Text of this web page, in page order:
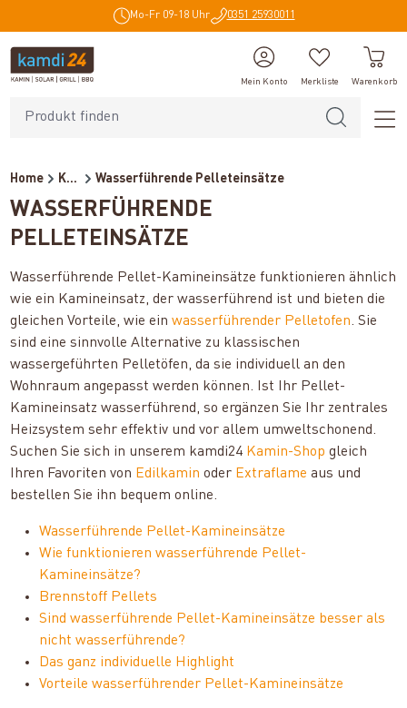
Mo-Fr 09-18 Uhr 0351 25930011
Mein Konto Merkliste Warenkorb
Home Kaminöfen Wasserführende Pelleteinsätze
WASSERFÜHRENDE
PELLETEINSÄTZE
Wasserführende Pellet-Kamineinsätze funktionieren ähnlich
wie ein Kamineinsatz, der wasserführend ist und bieten die
gleichen Vorteile, wie einwasserführender Pelletofen. Sie
sind eine sinnvolle Alternative zu klassischen
wassergeführten Pelletöfen, da sie individuell an den
Wohnraum angepasst werden können. Ist Ihr Pellet-
Kamineinsatz wasserführend, so ergänzen Sie Ihr zentrales
Heizsystem sehr effektiv und vor allem umweltschonend.
Suchen Sie sich in unserem kamdi24 Kamin-Shop gleich
Ihren Favoriten von Edilkamin oder Extraflame aus und
bestellen Sie ihn bequem online.
Wasserführende Pellet-Kamineinsätze
Wie funktionieren wasserführende Pellet-
Kamineinsätze?
Brennstoff Pellets
Sind wasserführende Pellet-Kamineinsätze besser als
nicht wasserführende?
Das ganz individuelle Highlight
Vorteile wasserführender Pellet-Kamineinsätze